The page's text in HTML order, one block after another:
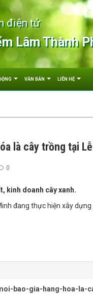
điện tử
Lâm Thành
VĂN BẢN LIÊN HỆ
là cây trồng tại
0
kinh doanh cây xanh.
đang thực hiện xây
bao-gia-hang-hoa-la-